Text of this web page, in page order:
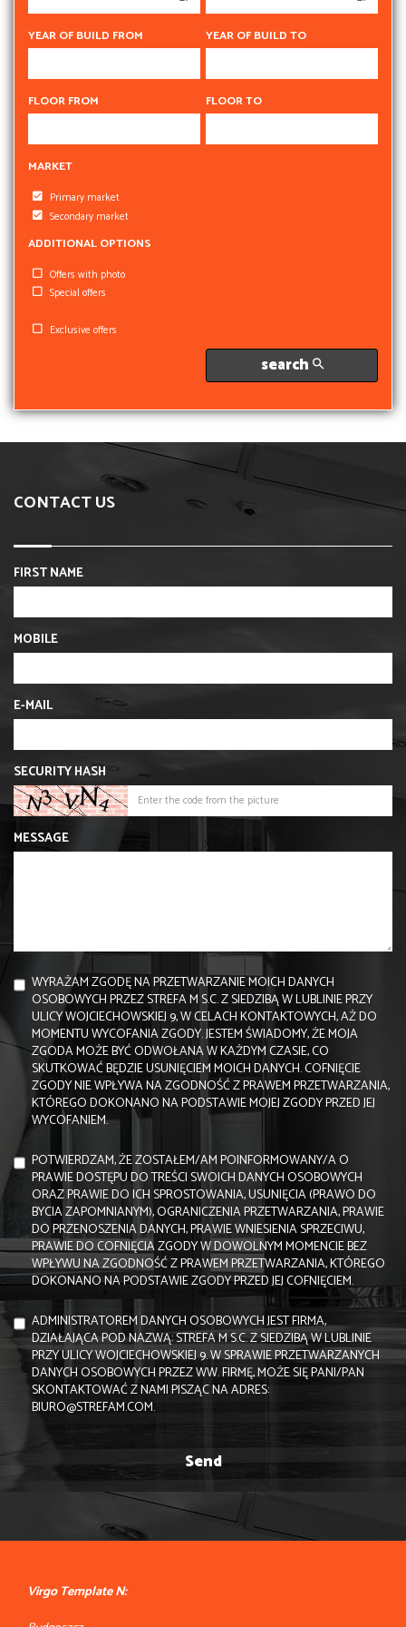
6 rooms
6 rooms
YEAR OF BUILD FROM YEAR OF BUILD TO
FLOOR FROM FLOOR TO
MARKET
Primary market
Secondary market
ADDITIONAL OPTIONS
Offers with photo
Special offers
Exclusive offers
search
CONTACT US
FIRST NAME
MOBILE
E-MAIL
SECURITY HASH
MESSAGE
WYRAŻAM ZGODĘ NA PRZETWARZANIE MOICH DANYCH
OSOBOWYCH PRZEZ STREFA M S.C. Z SIEDZIBĄ W LUBLINIE PRZY
ULICY WOJCIECHOWSKIEJ 9, W CELACH KONTAKTOWYCH, AŻ DO
MOMENTU WYCOFANIA ZGODY. JESTEM ŚWIADOMY, ŻE MOJA
ZGODA MOŻE BYĆ ODWOŁANA W KAŻDYM CZASIE, CO
SKUTKOWAĆ BĘDZIE USUNIĘCIEM MOICH DANYCH. COFNIĘCIE
ZGODY NIE WPŁYWA NA ZGODNOŚĆ Z PRAWEM PRZETWARZANIA,
KTÓREGO DOKONANO NA PODSTAWIE MOJEJ ZGODY PRZED JEJ
WYCOFANIEM.
POTWIERDZAM, ŻE ZOSTAŁEM/AM POINFORMOWANY/A O
PRAWIE DOSTĘPU DO TREŚCI SWOICH DANYCH OSOBOWYCH
ORAZ PRAWIE DO ICH SPROSTOWANIA, USUNIĘCIA (PRAWO DO
BYCIA ZAPOMNIANYM), OGRANICZENIA PRZETWARZANIA, PRAWIE
DO PRZENOSZENIA DANYCH, PRAWIE WNIESIENIA SPRZECIWU,
PRAWIE DO COFNIĘCIA ZGODY W DOWOLNYM MOMENCIE BEZ
WPŁYWU NA ZGODNOŚĆ Z PRAWEM PRZETWARZANIA, KTÓREGO
DOKONANO NA PODSTAWIE ZGODY PRZED JEJ COFNIĘCIEM.
ADMINISTRATOREM DANYCH OSOBOWYCH JEST FIRMA,
DZIAŁAJĄCA POD NAZWĄ: STREFA M S.C. Z SIEDZIBĄ W LUBLINIE
PRZY ULICY WOJCIECHOWSKIEJ 9. W SPRAWIE PRZETWARZANYCH
DANYCH OSOBOWYCH PRZEZ WW. FIRMĘ, MOŻE SIĘ PANI/PAN
SKONTAKTOWAĆ Z NAMI PISZĄC NA ADRES:
BIURO@STREFAM.COM.
Virgo Template N: